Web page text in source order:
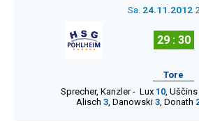
Sa. 24.11.2012
29 : 30
Tore
Sprecher, Kanzler- Lux 10 Uščins
Alisch 3, Danowski 3, Donath